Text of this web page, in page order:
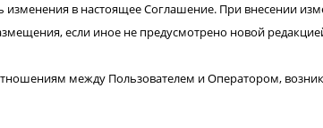
в настоящее Соглашение. При внесении
если иное не предусмотрено новой
между Пользователем и Оператором,